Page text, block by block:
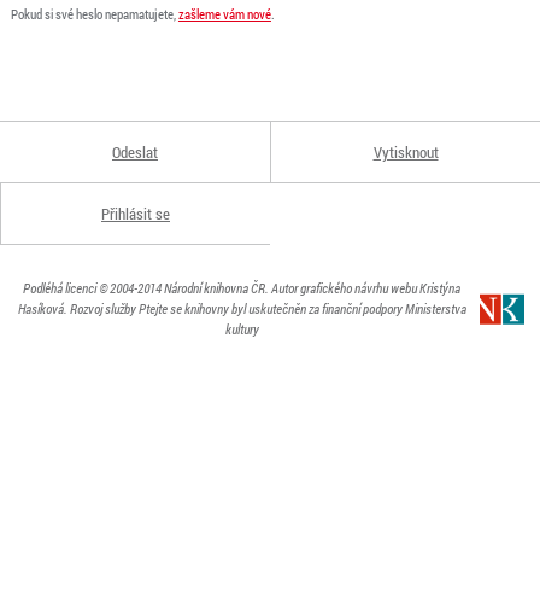
Pokud si své heslo nepamatujete,zašleme vám nové.
Odeslat Vytisknout
Přihlásit se
Podléhá licenci© 2004-2014Národní knihovna ČR. Autor grafického návrhu webu Kristýna
Hasíková. Rozvoj služby Ptejte se knihovny byl uskutečněn za finanční podpory Ministerstva
kultury